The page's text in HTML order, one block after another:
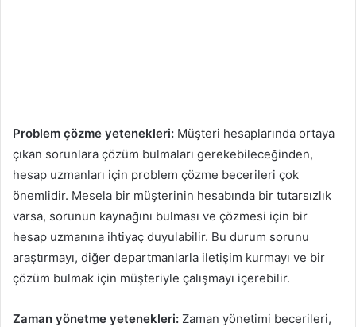
Problem çözme yetenekleri: Müşteri hesaplarında ortaya
çıkan sorunlara çözüm bulmaları gerekebileceğinden,
hesap uzmanları için problem çözme becerileri çok
önemlidir. Mesela bir müşterinin hesabında bir tutarsızlık
varsa, sorunun kaynağını bulması ve çözmesi için bir
hesap uzmanına ihtiyaç duyulabilir. Bu durum sorunu
araştırmayı, diğer departmanlarla iletişim kurmayı ve bir
çözüm bulmak için müşteriyle çalışmayı içerebilir.
Zaman yönetme yetenekleri: Zaman yönetimi becerileri,